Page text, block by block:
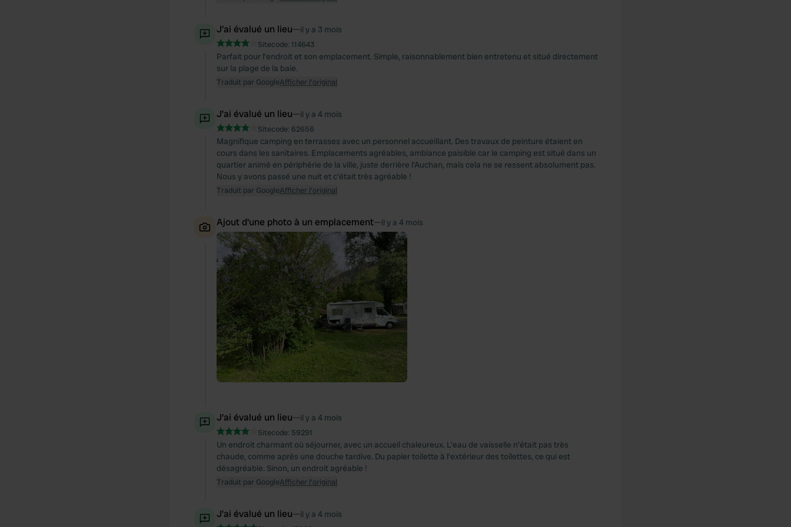
J'ai évalué un lieu—il y a 3 mois
Sitecode: 114643
Parfait pour l'endroit et son emplacement. Simple, raisonnablement bien entretenu et situé directement
sur la plage de la baie.
Traduit par GoogleAfficher l'original
J'ai évalué un lieu—il y a 4 mois
Sitecode: 62656
Magnifique camping en terrasses avec un personnel accueillant. Des travaux de peinture étaient en
cours dans les sanitaires. Emplacements agréables, ambiance paisible car le camping est situé dans un
quartier animé en périphérie de la ville, juste derrière l'Auchan, mais cela ne se ressent absolument pas.
Nous y avons passé une nuit et c'était très agréable !
Traduit par GoogleAfficher l'original
Ajout d'une photo à un emplacement—il y a 4 mois
J'ai évalué un lieu—il y a 4 mois
Sitecode: 59291
Un endroit charmant où séjourner, avec un accueil chaleureux. L'eau de vaisselle n'était pas très
chaude, comme après une douche tardive. Du papier toilette à l'extérieur des toilettes, ce qui est
désagréable. Sinon, un endroit agréable !
Traduit par GoogleAfficher l'original
J'ai évalué un lieu—il y a 4 mois